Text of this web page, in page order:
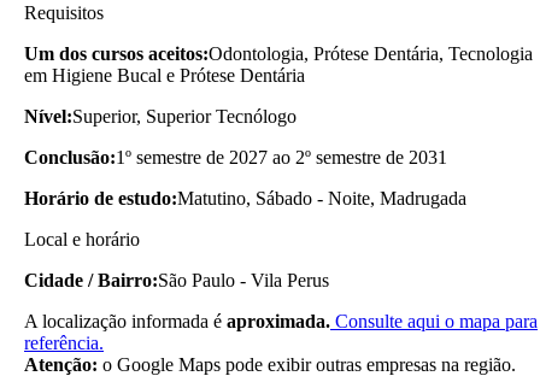
Requisitos
Um dos cursos aceitos:Odontologia, Prótese Dentária, Tecnologia
em Higiene Bucal e Prótese Dentária
Nível:Superior, Superior Tecnólogo
Conclusão:1º semestre de 2027 ao 2º semestre de 2031
Horário de estudo:Matutino, Sábado - Noite, Madrugada
Local e horário
Cidade / Bairro:São Paulo - Vila Perus
A localização informada é aproximada. Consulte aqui o mapa para
referência.
Atenção: o Google Maps pode exibir outras empresas na região.